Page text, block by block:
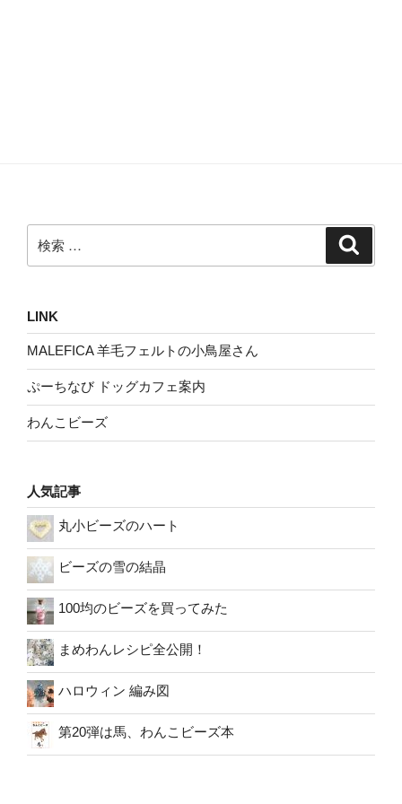
索:
LINK
MALEFICA 羊毛フェルトの小鳥屋さん
ぷーちなび ドッグカフェ案内
わんこビーズ
人気記事
丸小ビーズのハート
ビーズの雪の結晶
100均のビーズを買ってみた
まめわんレシピ全公開！
ハロウィン 編み図
第20弾は馬、わんこビーズ本